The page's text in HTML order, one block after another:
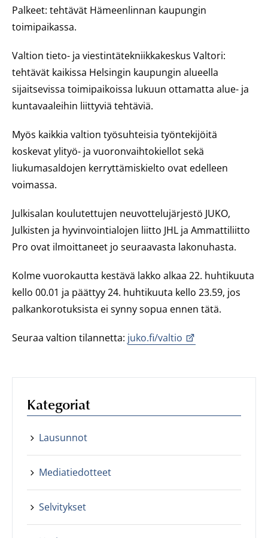
Palkeet: tehtävät Hämeenlinnan kaupungin
toimipaikassa.
Valtion tieto- ja viestintätekniikkakeskus Valtori:
tehtävät kaikissa Helsingin kaupungin alueella
sijaitsevissa toimipaikoissa lukuun ottamatta alue- ja
kuntavaaleihin liittyviä tehtäviä.
Myös kaikkia valtion työsuhteisia työntekijöitä
koskevat ylityö- ja vuoronvaihtokiellot sekä
liukumasaldojen kerryttämiskielto ovat edelleen
voimassa.
Julkisalan koulutettujen neuvottelujärjestö JUKO,
Julkisten ja hyvinvointialojen liitto JHL ja Ammattiliitto
Pro ovat ilmoittaneet jo seuraavasta lakonuhasta.
Kolme vuorokautta kestävä lakko alkaa 22. huhtikuuta
kello 00.01 ja päättyy 24. huhtikuuta kello 23.59, jos
palkankorotuksista ei synny sopua ennen tätä.
Seuraa valtion tilannetta: juko.fi/valtio
Kategoriat
Lausunnot
Mediatiedotteet
Selvitykset